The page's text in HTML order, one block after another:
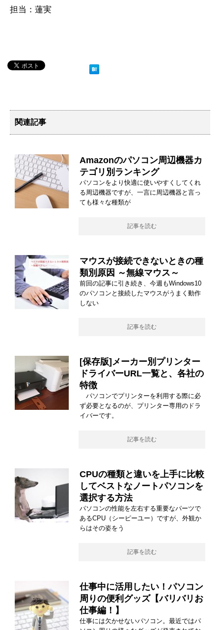
担当：蓮実
関連記事
Amazonのパソコン周辺機器カ
テゴリ別ランキング
パソコンをより快適に使いやすくしてくれ
る周辺機器ですが、一言に周辺機器と言っ
ても様々な種類が
記事を読む
マウスが接続できないときの種
類別原因 ～無線マウス～
前回の記事に引き続き、今週もWindows10
のパソコンと接続したマウスがうまく動作
しない
記事を読む
[保存版]メーカー別プリンター
ドライバーURL一覧と、各社の
特徴
パソコンでプリンターを利用する際に必
ず必要となるのが、プリンター専用のドラ
イバーです。
記事を読む
CPUの種類と違いを上手に比較
してベストなノートパソコンを
選択する方法
パソコンの性能を左右する重要なパーツで
あるCPU（シーピーユー）ですが、外観か
らはその姿をう
記事を読む
仕事中に活用したい！パソコン
周りの便利グッズ【バリバリお
仕事編！】
仕事には欠かせないパソコン。最近ではパ